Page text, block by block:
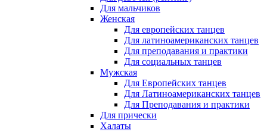
Для мальчиков
Женская
Для европейских танцев
Для латиноамериканских танцев
Для преподавания и практики
Для социальных танцев
Мужская
Для Европейских танцев
Для Латиноамериканских танцев
Для Преподавания и практики
Для прически
Халаты